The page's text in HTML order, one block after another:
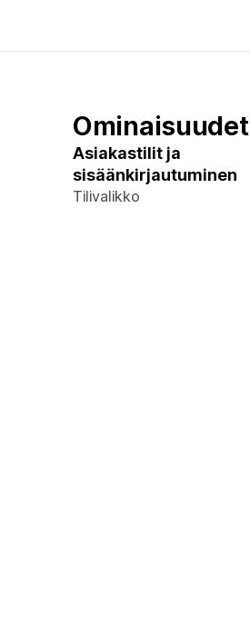
Ominaisuudet
Asiakastilit ja
sisäänkirjautuminen
Tilivalikko